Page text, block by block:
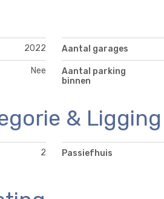
2022 Aantal garages
Nee
Aantal parking
binnen
& Ligging
2 Passiefhuis